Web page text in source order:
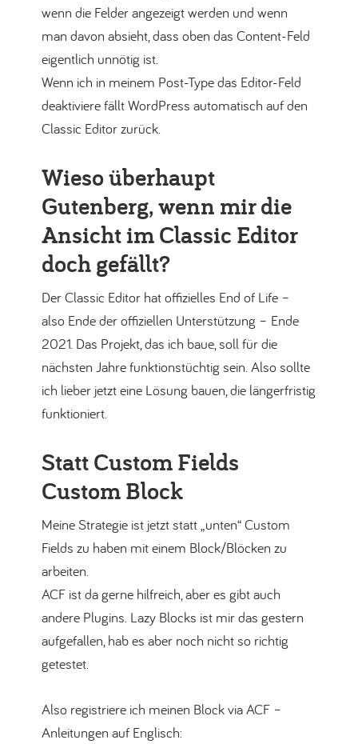
wenn die Felder angezeigt werden und wenn
man davon absieht, dass oben das Content-Feld
eigentlich unnötig ist.
Wenn ich in meinem Post-Type das Editor-Feld
deaktiviere fällt WordPress automatisch auf den
Classic Editor zurück.
Wieso überhaupt
Gutenberg, wenn mir die
Ansicht im Classic Editor
doch gefällt?
Der Classic Editor hat offizielles End of Life –
also Ende der offiziellen Unterstützung – Ende
2021. Das Projekt, das ich baue, soll für die
nächsten Jahre funktionstüchtig sein. Also sollte
ich lieber jetzt eine Lösung bauen, die längerfristig
funktioniert.
Statt Custom Fields
Custom Block
Meine Strategie ist jetzt statt „unten“ Custom
Fields zu haben mit einem Block/Blöcken zu
arbeiten.
ACF ist da gerne hilfreich, aber es gibt auch
andere Plugins. Lazy Blocks ist mir das gestern
aufgefallen, hab es aber noch nicht so richtig
getestet.
Also registriere ich meinen Block via ACF –
Anleitungen auf Englisch: